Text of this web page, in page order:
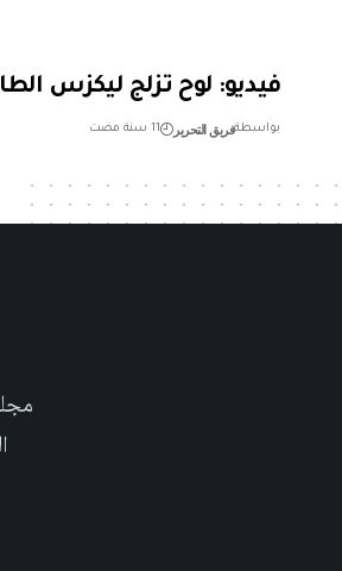
فيديو: لوح تزلج ليكزس
بواسطةفريق التحرير 11 سنة مضت